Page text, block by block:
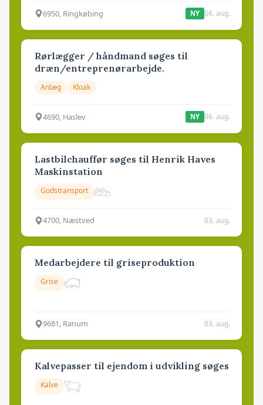
6950, Ringkøbing NY 06. aug.
Rørlægger / håndmand søges til
dræn/entreprenørarbejde.
Anlæg Kloak
4690, Haslev NY 06. aug.
Lastbilchauffør søges til Henrik Haves
Maskinstation
Godstransport
4700, Næstved 03. aug.
Medarbejdere til griseproduktion
Grise
9681, Ranum 03. aug.
Kalvepasser til ejendom i udvikling søges
Kalve